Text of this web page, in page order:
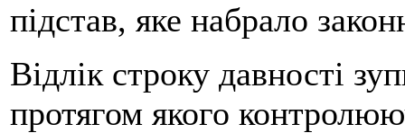
підстав, яке набрало
Відлік строку давності
протягом якого